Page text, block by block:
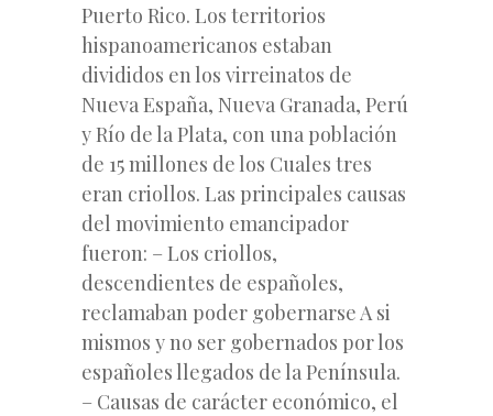
Puerto Rico. Los territorios
hispanoamericanos estaban
divididos en los virreinatos de
Nueva España, Nueva Granada, Perú
y Río de la Plata, con una población
de 15 millones de los Cuales tres
eran criollos. Las principales causas
del movimiento emancipador
fueron: – Los criollos,
descendientes de españoles,
reclamaban poder gobernarse A si
mismos y no ser gobernados por los
españoles llegados de la Península.
– Causas de carácter económico, el